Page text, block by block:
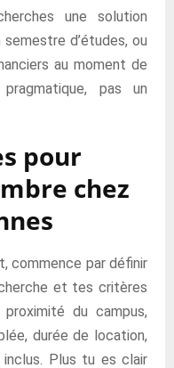
une solution
d’études, ou
au moment de
pas un
pour
chez
commence par définir
et tes critères
du campus,
durée de location,
Plus tu es clair